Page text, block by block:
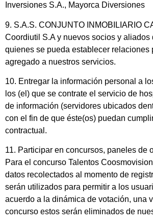
Inversiones S.A., Mayorca Diversiones
9. S.A.S. CONJUNTO INMOBILIARIO
Coordiutil S.A y nuevos socios y aliados
quienes se pueda establecer relaciones
agregado a nuestros servicios.
10. Entregar la información personal a
los (el) que se contrate el servicio de
de información (servidores ubicados
con el fin de que éste(os) puedan
contractual.
11. Participar en concursos, paneles de
Para el concurso Talentos
datos recolectados al momento de
serán utilizados para permitir a los
acuerdo a la dinámica de votación, una
concurso estos serán eliminados de